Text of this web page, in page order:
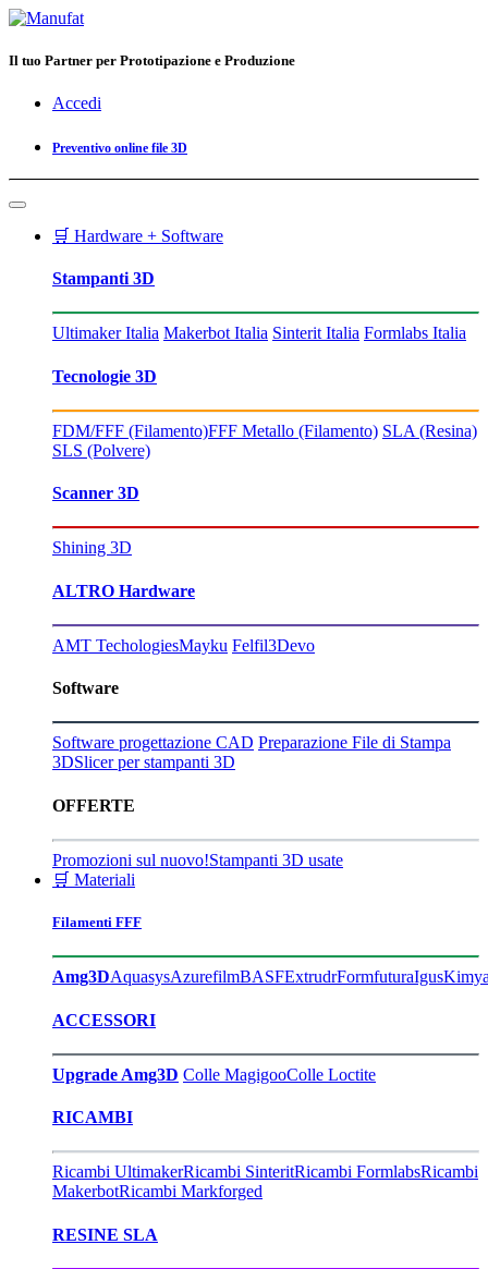
Il tuo Partner per Prototipazione e Produzione
Accedi
Preventivo online file 3D
🛒 Hardware + Software
Stampanti 3D
Ultimaker Italia Makerbot Italia Sinterit Italia Formlabs Italia
Tecnologie 3D
FDM/FFF (Filamento)FFF Metallo (Filamento) SLA (Resina)
SLS (Polvere)
Scanner 3D
Shining 3D
ALTRO Hardware
AMT TechologiesMayku Felfil3Devo
Software
Software progettazione CAD Preparazione File di Stampa
3DSlicer per stampanti 3D
OFFERTE
Promozioni sul nuovo!Stampanti 3D usate
🛒 Materiali
Filamenti FFF
Amg3DAquasysAzurefilmBASFExtrudrFormfuturaIgus
ACCESSORI
Upgrade Amg3D Colle MagigooColle Loctite
RICAMBI
Ricambi UltimakerRicambi SinteritRicambi FormlabsRicambi
MakerbotRicambi Markforged
RESINE SLA